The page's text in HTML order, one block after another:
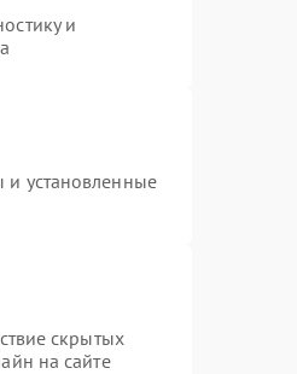
и
и установленные
скрытых
на сайте